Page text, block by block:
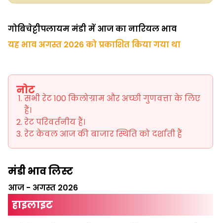
गोबिचेट्टीपलायम मंडी में आज का नारियल भाव
यह भाव अगस्त 2026 को प्रकाशित किया गया था
नोट
सभी रेट 100 किलोग्राम और अच्छी गुणवत्ता के लिए
हैं।
रेट परिवर्तनीय हैं।
रेट केवल आज की बाजार स्थिति को दर्शाती हैं
मंडी भाव लिस्ट
आज - अगस्त 2026
हाइलाइट